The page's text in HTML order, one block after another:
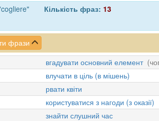
Кількість фраз: 13
фрази
вгадувати основний елемент
влучати в ціль (в мішень)
рвати квіти
користуватися з нагоди (з оказії)
знайти слушний час